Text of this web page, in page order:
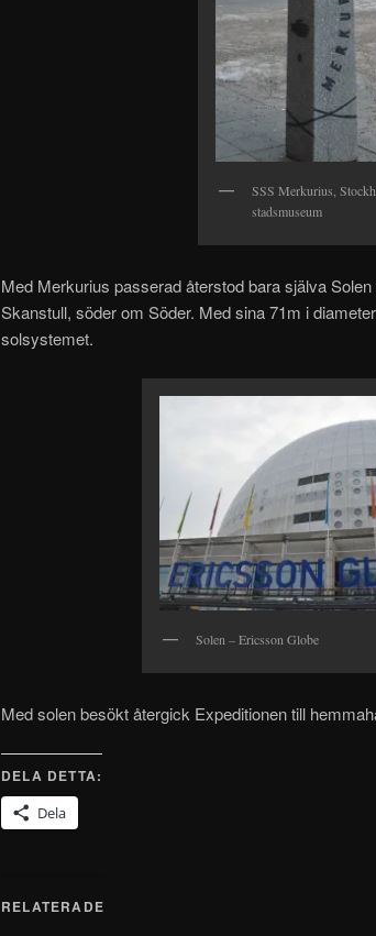
SSS Merkurius,
stadsmuseum
Med Merkurius passerad återstod bara själva
Skanstull, söder om Söder. Med sina 71m i
solsystemet.
Solen – Ericsson Globe
Med solen besökt återgick Expeditionen till
DELA DETTA:
Dela
RELATERADE